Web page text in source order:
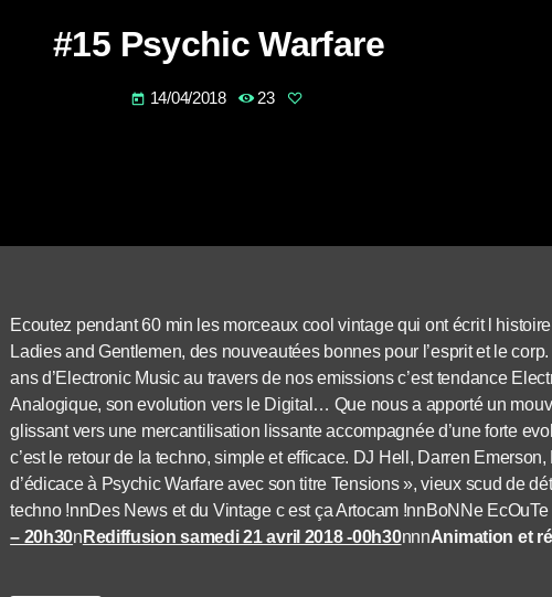
#15 Psychic Warfare
today 14/04/2018 23
Ecoutez pendant 60 min les morceaux cool vintage qui ont écrit l
Ladies and Gentlemen, des nouveautées bonnes pour l’esprit et le
ans d’Electronic Music au travers de nos emissions c’est tendance
Analogique, son evolution vers le Digital… Que nous a apporté un
glissant vers une mercantilisation lissante accompagnée d’une forte
c’est le retour de la techno, simple et efficace. DJ Hell, Darren
d’édicace à Psychic Warfare avec son titre Tensions », vieux scud de
techno !nnDes News et du Vintage c est ça Artocam !nnBoNNe EcOuTe
– 20h30n Rediffusion samedi 21 avril 2018 -00h30nnnAnimation et